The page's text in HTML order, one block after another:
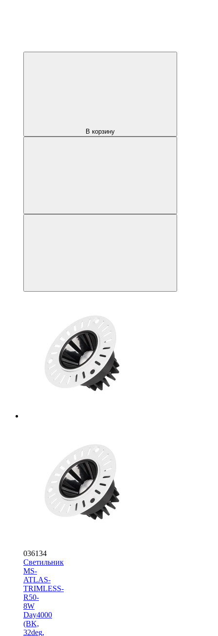
В корзину
036134
Светильник
MS-
ATLAS-
TRIMLESS-
R50-
8W
Day4000
(BK,
32deg,